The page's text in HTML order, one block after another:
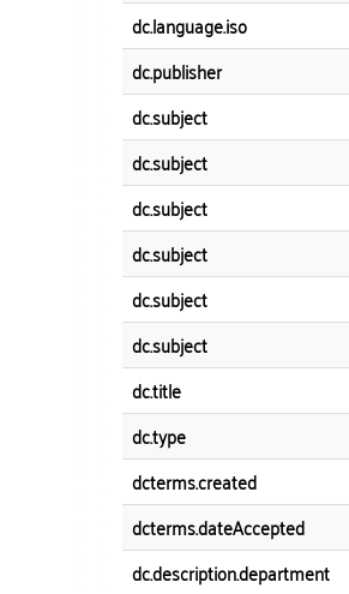
dc.language.iso
dc.publisher
dc.subject
dc.subject
dc.subject
dc.subject
dc.subject
dc.subject
dc.title
dc.type
dcterms.created
dcterms.dateAccepted
dc.description.department